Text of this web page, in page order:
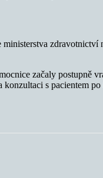
zdravotnictví
začaly postupně
s pacientem po